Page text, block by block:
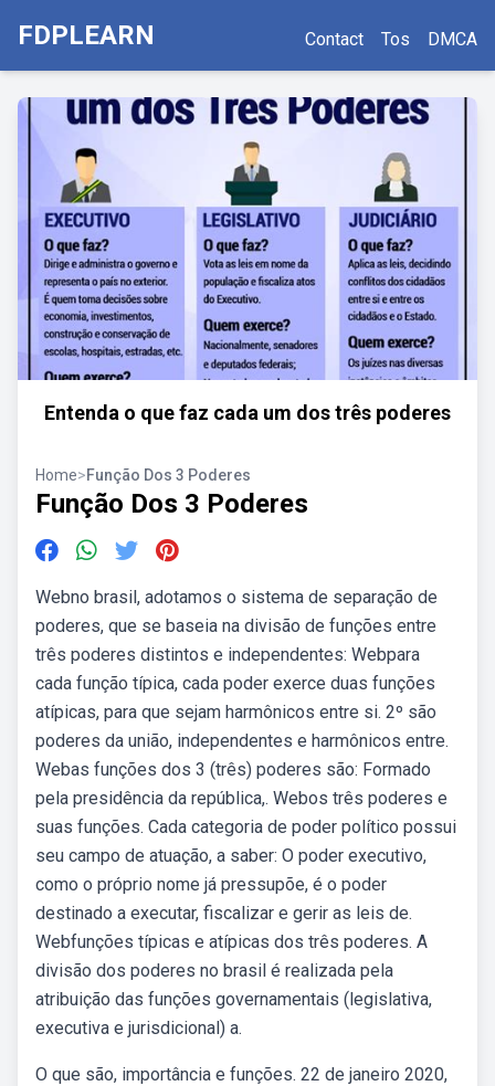
FDPLEARN Contact Tos DMCA
Entenda o que faz cada um dos três poderes
Home>Função Dos 3 Poderes
Função Dos 3 Poderes
Webno brasil, adotamos o sistema de separação de
poderes, que se baseia na divisão de funções entre
três poderes distintos e independentes: Webpara
cada função típica, cada poder exerce duas funções
atípicas, para que sejam harmônicos entre si. 2º são
poderes da união, independentes e harmônicos entre.
Webas funções dos 3 (três) poderes são: Formado
pela presidência da república,. Webos três poderes e
suas funções. Cada categoria de poder político possui
seu campo de atuação, a saber: O poder executivo,
como o próprio nome já pressupõe, é o poder
destinado a executar, fiscalizar e gerir as leis de.
Webfunções típicas e atípicas dos três poderes. A
divisão dos poderes no brasil é realizada pela
atribuição das funções governamentais (legislativa,
executiva e jurisdicional) a.
O que são, importância e funções. 22 de janeiro 2020,